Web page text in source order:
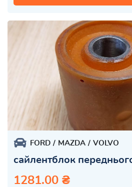
FORD MAZDA VOLVO
сайлентблок
1281.00 ₴